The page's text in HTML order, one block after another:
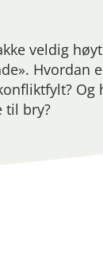
veldig
Hvordan
Og
til bry?